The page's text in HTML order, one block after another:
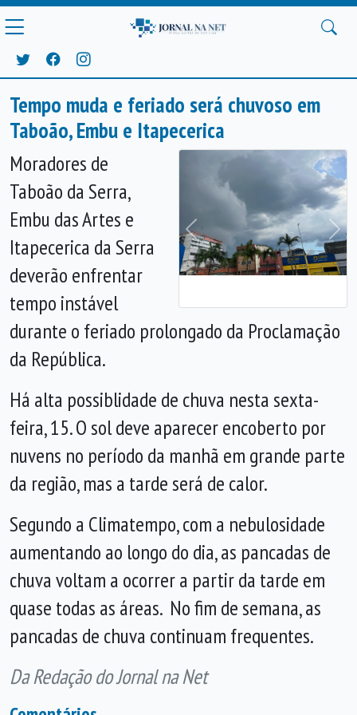
Tempo muda e feriado será chuvoso em
Taboão, Embu e Itapecerica
Anterior
Moradores de
Taboão da Serra,
Embu das Artes e
Itapecerica da Serra
deverão enfrentar
tempo instável
durante o feriado prolongado da Proclamação
da República.
Há alta possiblidade de chuva nesta sexta-
feira, 15. O sol deve aparecer encoberto por
nuvens no período da manhã em grande parte
da região, mas a tarde será de calor.
Segundo a Climatempo, com a nebulosidade
aumentando ao longo do dia, as pancadas de
chuva voltam a ocorrer a partir da tarde em
quase todas as áreas. No fim de semana, as
pancadas de chuva continuam frequentes.
Da Redação do Jornal na Net